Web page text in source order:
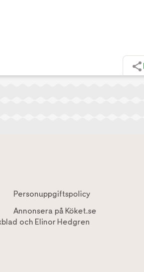
Personuppgiftspolicy
Annonsera på Köket.se
och Elinor Hedgren